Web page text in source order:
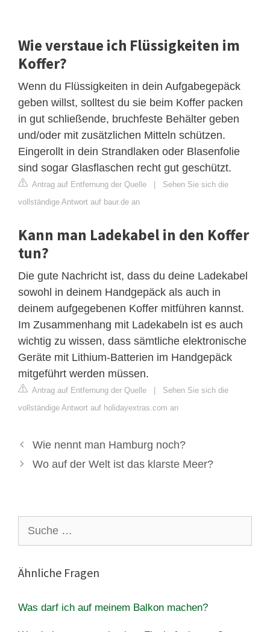
Wie verstaue ich Flüssigkeiten im
Koffer?
Wenn du Flüssigkeiten in dein Aufgabegepäck
geben willst, solltest du sie beim Koffer packen
in gut schließende, bruchfeste Behälter geben
und/oder mit zusätzlichen Mitteln schützen.
Eingerollt in dein Strandlaken oder Blasenfolie
sind sogar Glasflaschen recht gut geschützt.
Antrag auf Entfernung der Quelle | Sehen Sie sich die
vollständige Antwort auf baur.de an
Kann man Ladekabel in den Koffer
tun?
Die gute Nachricht ist, dass du deine Ladekabel
sowohl in deinem Handgepäck als auch in
deinem aufgegebenen Koffer mitführen kannst.
Im Zusammenhang mit Ladekabeln ist es auch
wichtig zu wissen, dass sämtliche elektronische
Geräte mit Lithium-Batterien im Handgepäck
mitgeführt werden müssen.
Antrag auf Entfernung der Quelle | Sehen Sie sich die
vollständige Antwort auf holidayextras.com an
Wie nennt man Hamburg noch?
Wo auf der Welt ist das klarste Meer?
nach:
Ähnliche Fragen
Was darf ich auf meinem Balkon machen?